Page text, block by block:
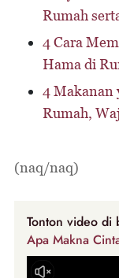
Rumah
4 Cara
Hama di
4 Makanan
Rumah,
(naq/naq)
Tonton video di
Apa Makna